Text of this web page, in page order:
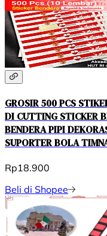
GROSIR 500 PCS
DI CUTTING STICKER
BENDERA PIPI
SUPORTER BOLA
Rp18.900
Beli di Shopee